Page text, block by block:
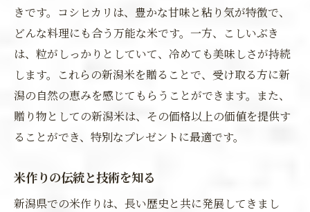
きです。コシヒカリは、豊かな甘味と粘り気が特徴で、
どんな料理にも合う万能な米です。一方、こしいぶき
は、粒がしっかりとしていて、冷めても美味しさが持続
します。これらの新潟米を贈ることで、受け取る方に新
潟の自然の恵みを感じてもらうことができます。また、
贈り物としての新潟米は、その価格以上の価値を提供す
ることができ、特別なプレゼントに最適です。
米作りの伝統と技術を知る
新潟県での米作りは、長い歴史と共に発展してきまし